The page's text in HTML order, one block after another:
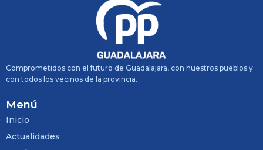
Comprometidos con el futuro de Guadalajara, con nuestros pueblos y
con todos los vecinos de la provincia.
Menú
Inicio
Actualidades